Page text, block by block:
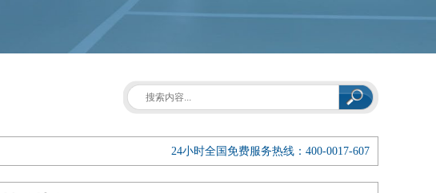
24小时全国免费服务热线：400-0017-607